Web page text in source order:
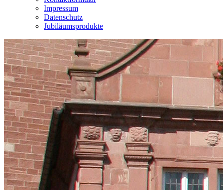
Impressum
Datenschutz
Jubiläumsprodukte